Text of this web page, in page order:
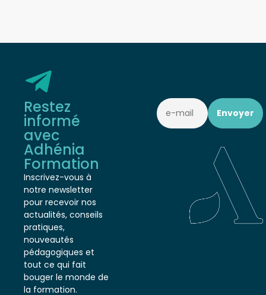
Restez
informé
avec
Adhénia
Formation
Inscrivez-vous à
notre newsletter
pour recevoir nos
actualités, conseils
pratiques,
nouveautés
pédagogiques et
tout ce qui fait
bouger le monde de